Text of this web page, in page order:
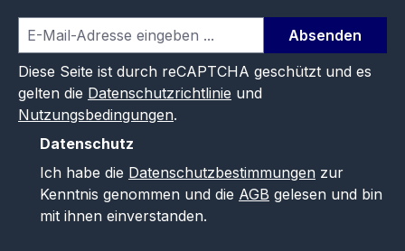
Absenden
Diese Seite ist durch reCAPTCHA geschützt und es
gelten die Datenschutzrichtlinie und
Nutzungsbedingungen.
Datenschutz
Ich habe die Datenschutzbestimmungen zur
Kenntnis genommen und die AGB gelesen und bin
mit ihnen einverstanden.